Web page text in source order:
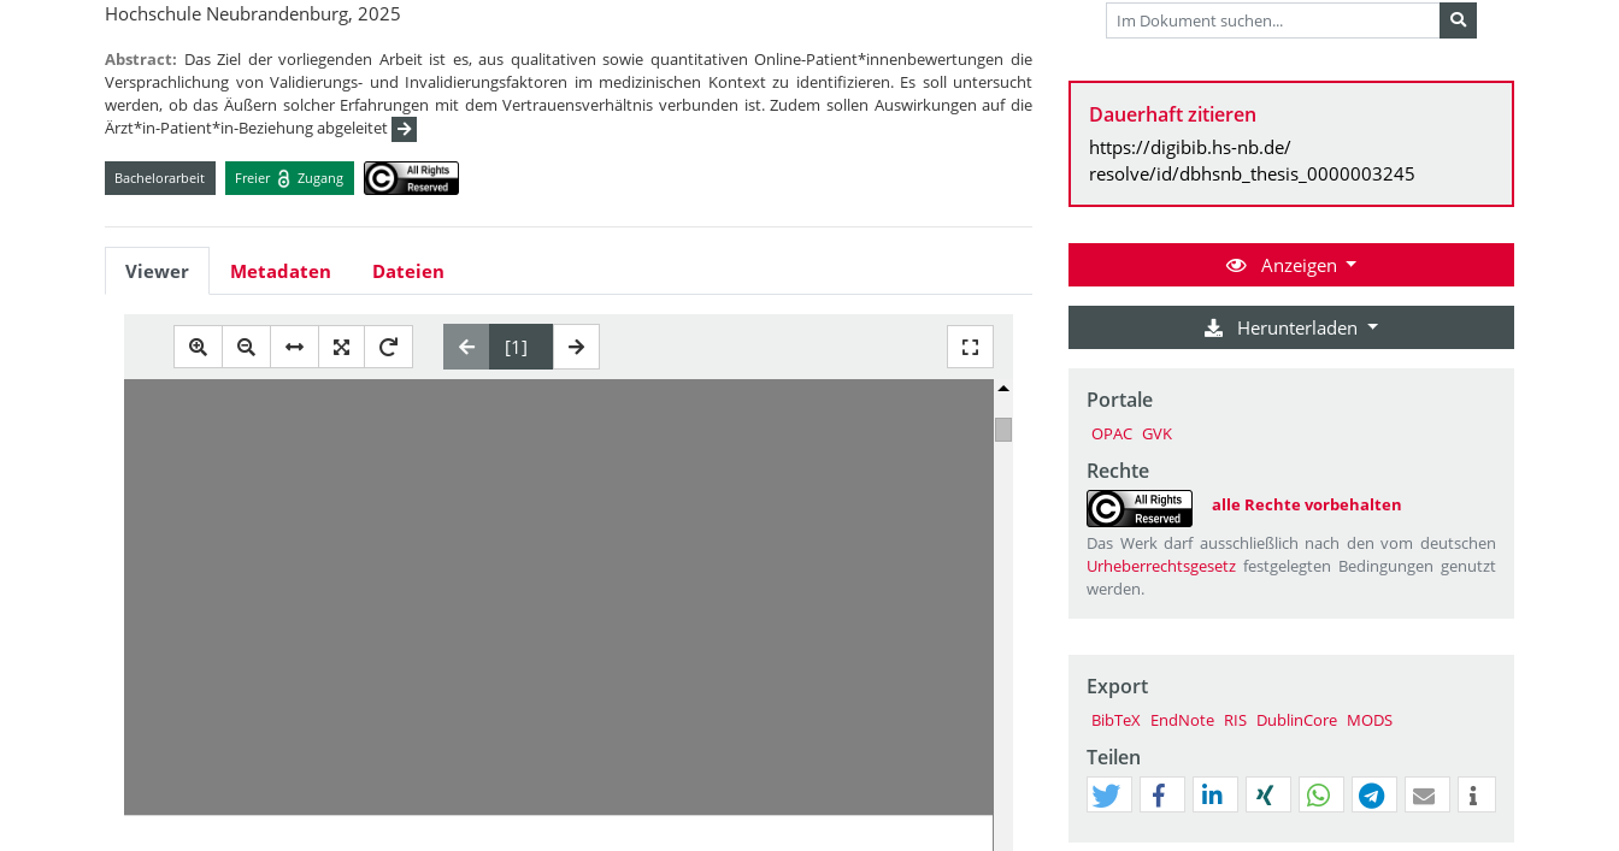
Hochschule Neubrandenburg, 2025
Abstract: Das Ziel der vorliegenden Arbeit ist es, aus qualitativen sowie quantitativen Online-Patient*innenbewertungen die
Versprachlichung von Validierungs- und Invalidierungsfaktoren im medizinischen Kontext zu identifizieren. Es soll untersucht
werden, ob das Äußern solcher Erfahrungen mit dem Vertrauensverhältnis verbunden ist. Zudem sollen Auswirkungen auf die
Ärzt*in-Patient*in-Beziehung abgeleitet
Bachelorarbeit Freier Zugang
Viewer Metadaten Dateien
Dauerhaft zitieren
https://digibib.hs-nb.de/
resolve/id/dbhsnb_thesis_0000003245
Anzeigen
Herunterladen
Portale
OPAC GVK
Rechte
alle Rechte vorbehalten
Das Werk darf ausschließlich nach den vom deutschen
Urheberrechtsgesetz festgelegten Bedingungen genutzt
werden.
Export
BibTeX EndNote RIS DublinCore MODS
Teilen